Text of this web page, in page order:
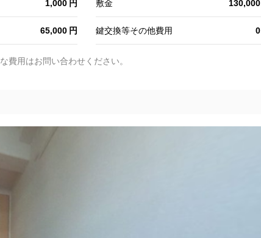
1,000 敷金 130,000
65,000 鍵交換等その他費用 0
費用はお問い合わせください。